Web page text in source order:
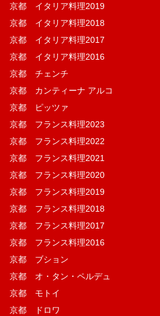
京都 イタリア料理2019
京都 イタリア料理2018
京都 イタリア料理2017
京都 イタリア料理2016
京都 チェンチ
京都 カンティーナ アルコ
京都 ピッツァ
京都 フランス料理2023
京都 フランス料理2022
京都 フランス料理2021
京都 フランス料理2020
京都 フランス料理2019
京都 フランス料理2018
京都 フランス料理2017
京都 フランス料理2016
京都 ブション
京都 オ・タン・ペルデュ
京都 モトイ
京都 ドロワ